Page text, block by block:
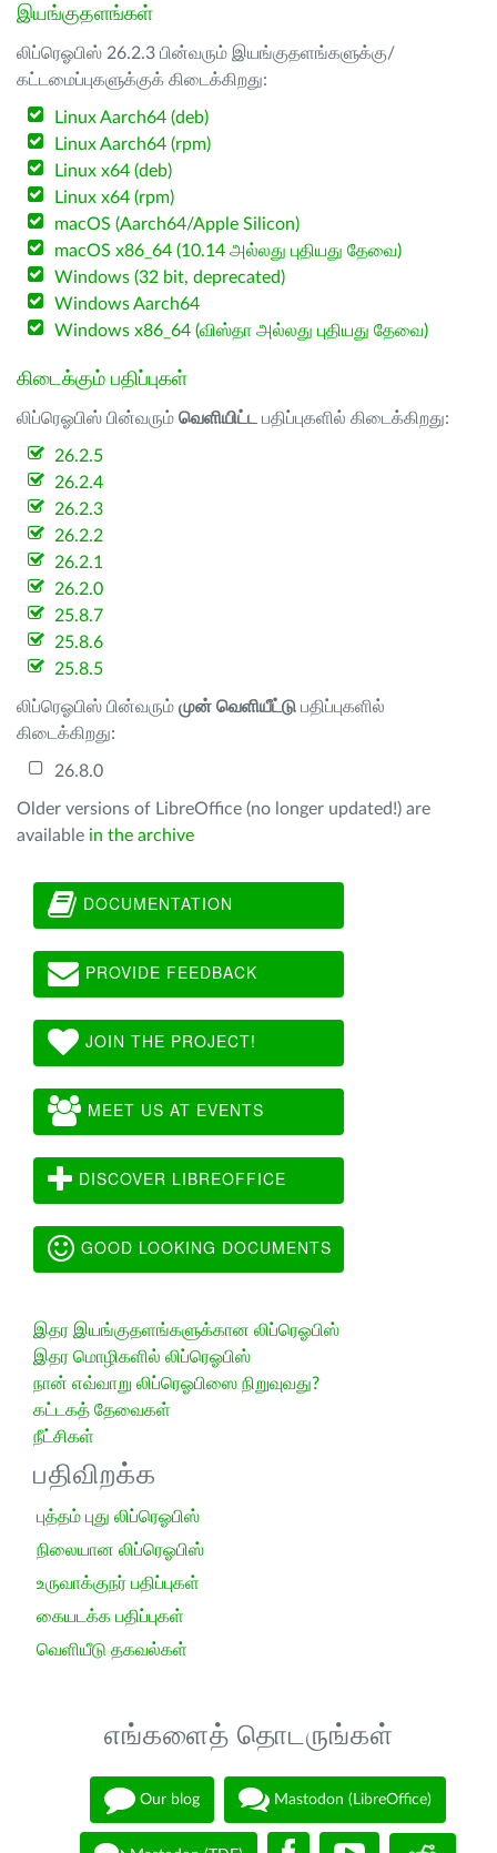
இயங்குதளங்கள்
லிப்ரெஓபிஸ் 26.2.3 பின்வரும் இயங்குதளங்களுக்கு/
கட்டமைப்புகளுக்குக் கிடைக்கிறது:
Linux Aarch64 (deb)
Linux Aarch64 (rpm)
Linux x64 (deb)
Linux x64 (rpm)
macOS (Aarch64/Apple Silicon)
macOS x86_64 (10.14 அல்லது புதியது தேவை)
Windows (32 bit, deprecated)
Windows Aarch64
Windows x86_64 (விஸ்தா அல்லது புதியது தேவை)
கிடைக்கும் பதிப்புகள்
லிப்ரெஓபிஸ் பின்வரும் வெளியிட்ட பதிப்புகளில் கிடைக்கிறது:
26.2.5
26.2.4
26.2.3
26.2.2
26.2.1
26.2.0
25.8.7
25.8.6
25.8.5
லிப்ரெஓபிஸ் பின்வரும் முன் வெளியீட்டு பதிப்புகளில்
கிடைக்கிறது:
26.8.0
Older versions of LibreOffice (no longer updated!) are
available in the archive
DOCUMENTATION
PROVIDE FEEDBACK
JOIN THE PROJECT!
MEET US AT EVENTS
DISCOVER LIBREOFFICE
GOOD LOOKING DOCUMENTS
இதர இயங்குதளங்களுக்கான லிப்ரெஓபிஸ்
இதர மொழிகளில் லிப்ரெஓபிஸ்
நான் எவ்வாறு லிப்ரெஓபிஸை நிறுவுவது?
கட்டகத் தேவைகள்
நீட்சிகள்
பதிவிறக்க
புத்தம் புது லிப்ரெஓபிஸ்
நிலையான லிப்ரெஓபிஸ்
உருவாக்குநர் பதிப்புகள்
கையடக்க பதிப்புகள்
வெளியீடு தகவல்கள்
எங்களைத் தொடருங்கள்
Our blog Mastodon (LibreOffice)